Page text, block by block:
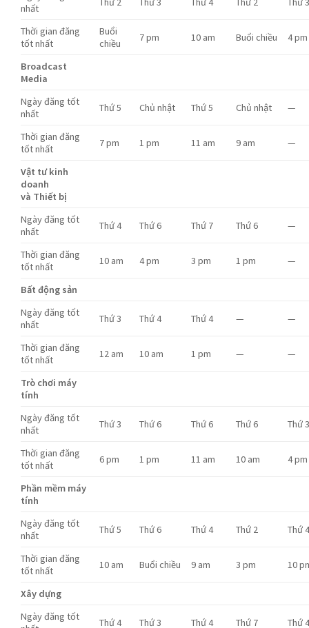
nhất
Thời gian đăng
tốt nhất
Buổi
chiều
7 pm 10 am Buổi chiều 4 pm
Broadcast
Media
Ngày đăng tốt
nhất
Thứ 5 Chủ nhật Thứ 5 Chủ nhật —
Thời gian đăng
tốt nhất
7 pm 1 pm 11 am 9 am —
Vật tư kinh
doanh
và Thiết bị
Ngày đăng tốt
nhất
Thứ 4 Thứ 6 Thứ 7 Thứ 6 —
Thời gian đăng
tốt nhất
10 am 4 pm 3 pm 1 pm —
Bất động sản
Ngày đăng tốt
nhất
Thứ 3 Thứ 4 Thứ 4 — —
Thời gian đăng
tốt nhất
12 am 10 am 1 pm — —
Trò chơi máy
tính
Ngày đăng tốt
nhất
Thứ 3 Thứ 6 Thứ 6 Thứ 6 Thứ
Thời gian đăng
tốt nhất
6 pm 1 pm 11 am 10 am 4 pm
Phần mềm máy
tính
Ngày đăng tốt
nhất
Thứ 5 Thứ 6 Thứ 4 Thứ 2 Thứ
Thời gian đăng
tốt nhất
10 am Buổi chiều 9 am 3 pm 10
Xây dựng
Ngày đăng tốt
Thứ 4 Thứ 3 Thứ 4 Thứ 7 Thứ